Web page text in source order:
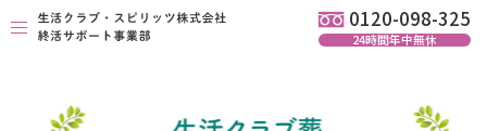
0120-098-325
24時間年中無休
お葬式プラン